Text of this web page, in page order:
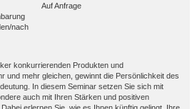
nach
Auf Anfrage
konkurrierenden Produkten und
und mehr gleichen, gewinnt die Persönlichkeit des
In diesem Seminar setzen Sie sich mit
auch mit Ihren Stärken und positiven